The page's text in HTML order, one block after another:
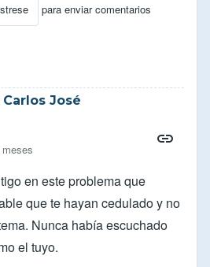
para enviar comentarios
José
en este problema que
que te hayan cedulado y no
Nunca había escuchado
el tuyo.